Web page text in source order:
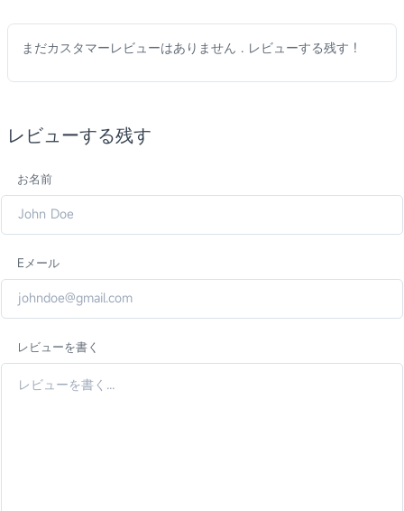
まだカスタマーレビューはありません . レビューする残す !
レビューする残す
お名前
Eメール
レビューを書く